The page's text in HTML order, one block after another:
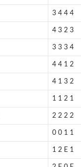
3 4 4 4
4 3 2 3
3 3 3 4
4 4 1 2
4 1 3 2
1 1 2 1
2 2 2 2
0 0 1 1
1 2 E 1